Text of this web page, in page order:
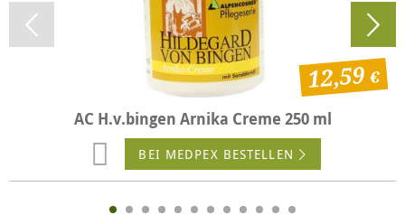
AC H.v.bingen Arnika Creme 250 ml
12,59
BEI MEDPEX BESTELLEN